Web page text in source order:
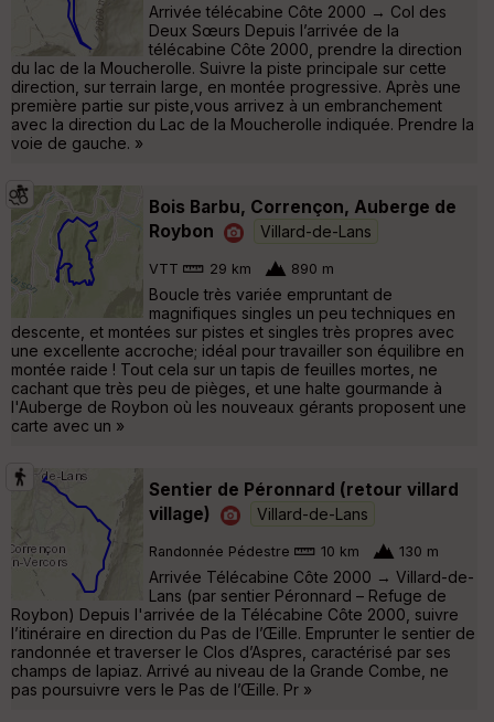
Arrivée télécabine Côte 2000 → Col des
Deux Sœurs Depuis l’arrivée de la
télécabine Côte 2000, prendre la direction
du lac de la Moucherolle. Suivre la piste principale sur cette
direction, sur terrain large, en montée progressive. Après une
première partie sur piste,vous arrivez à un embranchement
avec la direction du Lac de la Moucherolle indiquée. Prendre la
voie de gauche. »
Bois Barbu, Corrençon, Auberge de
Roybon
Villard-de-Lans
VTT 29 km 890 m
Boucle très variée empruntant de
magnifiques singles un peu techniques en
descente, et montées sur pistes et singles très propres avec
une excellente accroche; idéal pour travailler son équilibre en
montée raide ! Tout cela sur un tapis de feuilles mortes, ne
cachant que très peu de pièges, et une halte gourmande à
l'Auberge de Roybon où les nouveaux gérants proposent une
carte avec un »
Sentier de Péronnard (retour villard
village)
Villard-de-Lans
Randonnée Pédestre 10 km 130 m
Arrivée Télécabine Côte 2000 → Villard-de-
Lans (par sentier Péronnard – Refuge de
Roybon) Depuis l'arrivée de la Télécabine Côte 2000, suivre
l’itinéraire en direction du Pas de l’Œille. Emprunter le sentier de
randonnée et traverser le Clos d’Aspres, caractérisé par ses
champs de lapiaz. Arrivé au niveau de la Grande Combe, ne
pas poursuivre vers le Pas de l’Œille. Pr »